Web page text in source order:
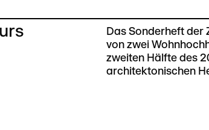
Das Sonderheft der
von zwei
zweiten Hälfte des
architektonischen